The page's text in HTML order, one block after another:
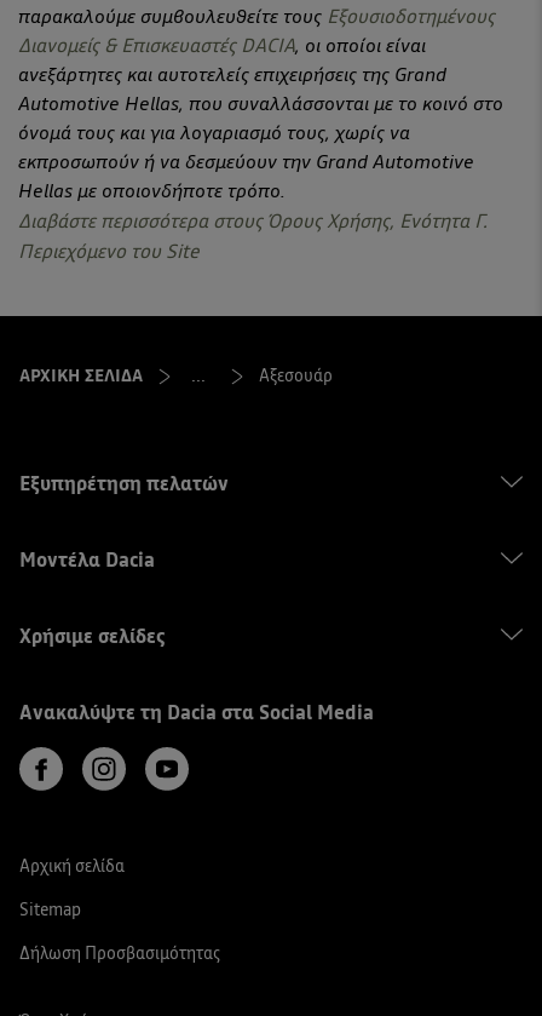
παρακαλούμε συμβουλευθείτε τους Εξουσιοδοτημένους
Διανομείς & Επισκευαστές DACIA, οι οποίοι είναι
ανεξάρτητες και αυτοτελείς επιχειρήσεις της Grand
Automotive Hellas, που συναλλάσσονται με το κοινό στο
όνομά τους και για λογαριασμό τους, χωρίς να
εκπροσωπούν ή να δεσμεύουν την Grand Automotive
Hellas με οποιονδήποτε τρόπο.
Διαβάστε περισσότερα στους Όρους Χρήσης, Ενότητα Γ.
Περιεχόμενο του Site